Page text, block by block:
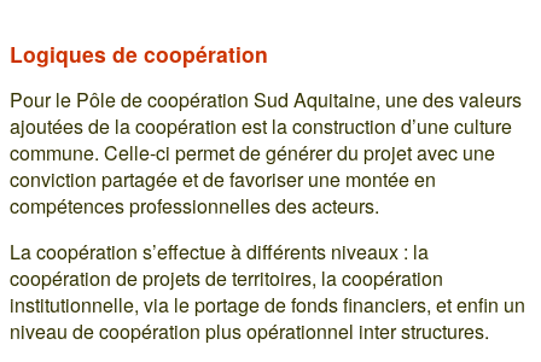
Logiques de coopération
Pour le Pôle de coopération Sud Aquitaine, une des valeurs
ajoutées de la coopération est la construction d’une culture
commune. Celle-ci permet de générer du projet avec une
conviction partagée et de favoriser une montée en
compétences professionnelles des acteurs.
La coopération s’effectue à différents niveaux : la
coopération de projets de territoires, la coopération
institutionnelle, via le portage de fonds financiers, et enfin un
niveau de coopération plus opérationnel inter structures.